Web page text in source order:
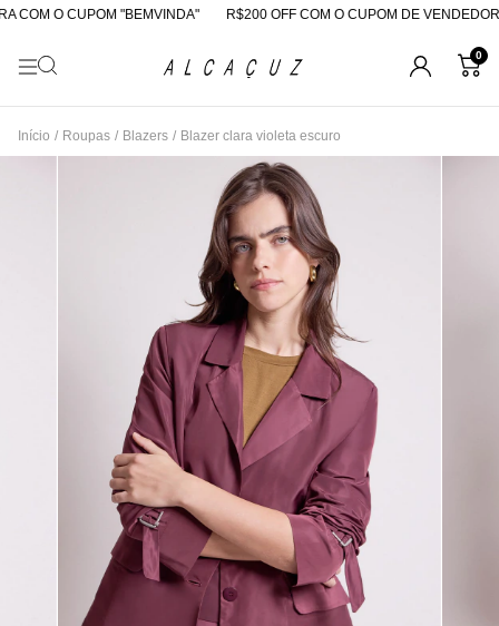
O CUPOM "BEMVINDA" R$200 OFF COM O CUPOM DE VENDEDORA
0
Início / Roupas / Blazers / Blazer clara violeta escuro